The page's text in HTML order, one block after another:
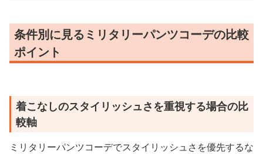
条件別に見るミリタリーパンツコーデの比較
ポイント
着こなしのスタイリッシュさを重視する場合の比
較軸
ミリタリーパンツコーデでスタイリッシュさを優先するな